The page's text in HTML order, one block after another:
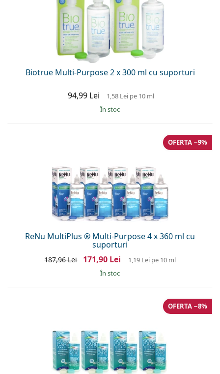
Biotrue Multi-Purpose 2 x 300 ml cu suporturi
94,99 Lei 1,58 Lei pe 10 ml
În stoc
ReNu MultiPlus ® Multi-Purpose 4 x 360 ml cu
suporturi
OFERTA −9%
187,96 Lei 171,90 Lei 1,19 Leipe 10 ml
În stoc
OFERTA −8%